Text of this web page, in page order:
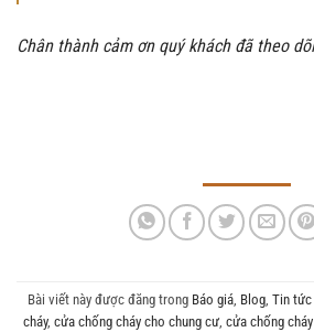
Chân thành cảm ơn quý khách đã theo
Bài viết này được đăng trong Báo giá, Blog, Tin tức
cháy, cửa chống cháy cho chung cư, cửa chống